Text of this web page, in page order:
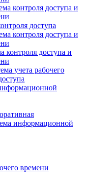
контроля доступа и
доступа
контроля доступа и
контроля доступа и
учета рабочего
информационной
времени